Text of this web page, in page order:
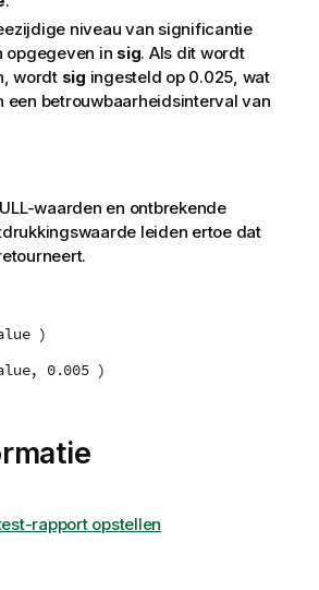
niveau van significantie
opgegeven in sig. Als dit wordt
wordt sig ingesteld op 0.025, wat
een betrouwbaarheidsinterval van
-waarden en ontbrekende
leiden ertoe dat
)
0.005 )
rapport opstellen